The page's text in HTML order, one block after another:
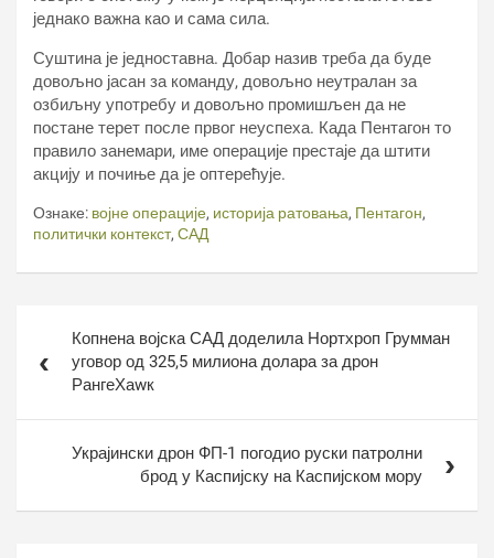
једнако важна као и сама сила.
Суштина је једноставна. Добар назив треба да буде
довољно јасан за команду, довољно неутралан за
озбиљну употребу и довољно промишљен да не
постане терет после првог неуспеха. Када Пентагон то
правило занемари, име операције престаје да штити
акцију и почиње да је оптерећује.
Ознаке: војне операције, историја ратовања, Пентагон,
политички контекст, САД
чланкаКопнена војска САД доделила Нортхроп Грумман
уговор од 325,5 милиона долара за дрон
РангеХаwк
Украјински дрон ФП-1 погодио руски патролни
брод у Каспијску на Каспијском мору